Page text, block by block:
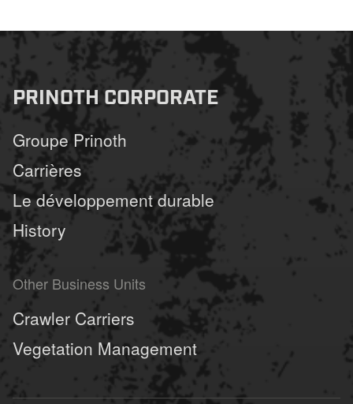
PRINOTH CORPORATE
Groupe Prinoth
Carrières
Le développement durable
History
Other Business Units
Crawler Carriers
Vegetation Management